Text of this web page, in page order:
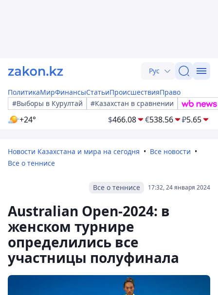
Рус
ПолитикаМирФинансыСтатьиПроисшествияПраво
#Выборы в Курултай
#Казахстан в сравнении
+24° $466.08 €538.56 ₽5.65
Новости Казахстана и мира на сегодня
Все новости
Все о теннисе
17:32, 24 января 2024
Все о теннисе
Australian Open-2024: в
женском турнире
определились все
участницы полуфинала